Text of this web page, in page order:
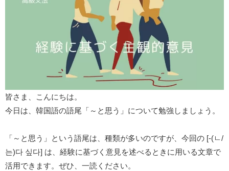
皆さま、こんにちは。
今日は、韓国語の語尾「～と思う」について勉強しましょう。
「～と思う」という語尾は、種類が多いのですが、今回の [-(ㄴ/
는)다 싶다] は、経験に基づく意見を述べるときに用いる文章で
活用できます。ぜひ、一読ください。